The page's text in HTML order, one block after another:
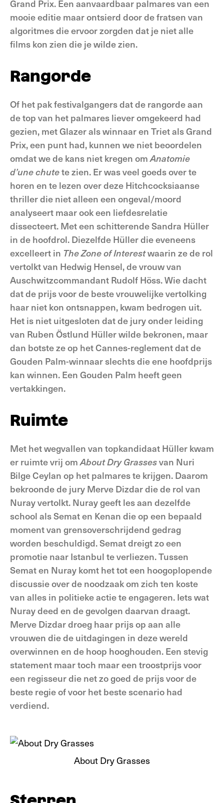
Grand Prix. Een aanvaardbaar palmares van een
mooie editie maar ontsierd door de fratsen van
algoritmes die ervoor zorgden dat je niet alle
films kon zien die je wilde zien.
Rangorde
Of het pak festivalgangers dat de rangorde aan
de top van het palmares liever omgekeerd had
gezien, met Glazer als winnaar en Triet als Grand
Prix, een punt had, kunnen we niet beoordelen
omdat we de kans niet kregen omAnatomie
d’unechutete zien. Er was veel goeds over te
horen en te lezen over deze Hitchcocksiaanse
thriller die niet alleen een ongeval/moord
analyseert maar ook een liefdesrelatie
dissecteert. Met een schitterende Sandra Hüller
in de hoofdrol. Diezelfde Hüller die eveneens
excelleert in The Zone of Interestwaarin ze de rol
vertolkt van Hedwig Hensel, de vrouw van
Auschwitzcommandant Rudolf Höss. Wie dacht
dat de prijs voor de beste vrouwelijke vertolking
haar niet kon ontsnappen, kwam bedrogen uit.
Het is niet uitgesloten dat de jury onder leiding
van Ruben Östlund Hüller wilde bekronen, maar
dan botste ze op het Cannes-reglement dat de
Gouden Palm-winnaar slechts die ene hoofdprijs
kan winnen. Een Gouden Palm heeft geen
vertakkingen.
Ruimte
Met het wegvallen van topkandidaat Hüller kwam
er ruimte vrij omAboutDry Grassesvan Nuri
Bilge Ceylan op het palmares te krijgen. Daarom
bekroonde de jury Merve Dizdar die de rol van
Nuray vertolkt. Nuray geeft les aan dezelfde
school als Semat en Kenan die op een bepaald
moment van grensoverschrijdend gedrag
worden beschuldigd. Semat dreigt zo een
promotie naar Istanbul te verliezen. Tussen
Semat en Nuray komt het tot een hoogoplopende
discussie over de noodzaak om zich ten koste
van alles in politieke actie te engageren. Iets wat
Nuray deed en de gevolgen daarvan draagt.
Merve Dizdar droeg haar prijs op aan alle
vrouwen die de uitdagingen in deze wereld
overwinnen en de hoop hooghouden. Een stevig
statement maar toch maar een troostprijs voor
een regisseur die net zo goed de prijs voor de
beste regie of voor het beste scenario had
verdiend.
About Dry Grasses